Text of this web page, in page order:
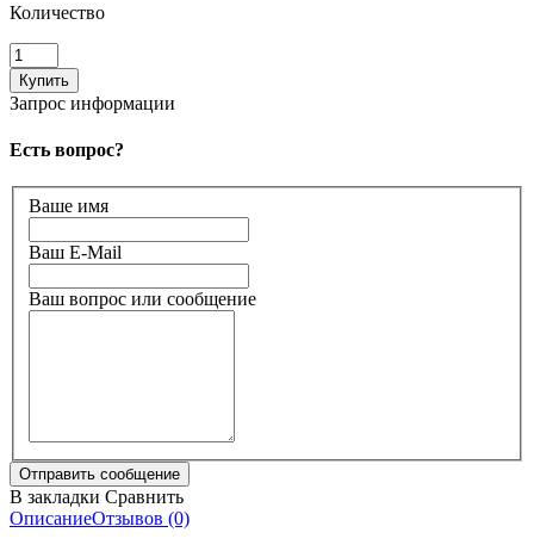
Количество
Запрос информации
Есть вопрос?
Ваше имя
Ваш E-Mail
Ваш вопрос или сообщение
В закладки Сравнить
ОписаниеОтзывов (0)